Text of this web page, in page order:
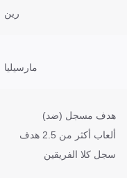
رين
مارسيليا
هدف مسجل (ضد)
ألعاب أكثر من 2.5 هدف
سجل كلا الفريقين